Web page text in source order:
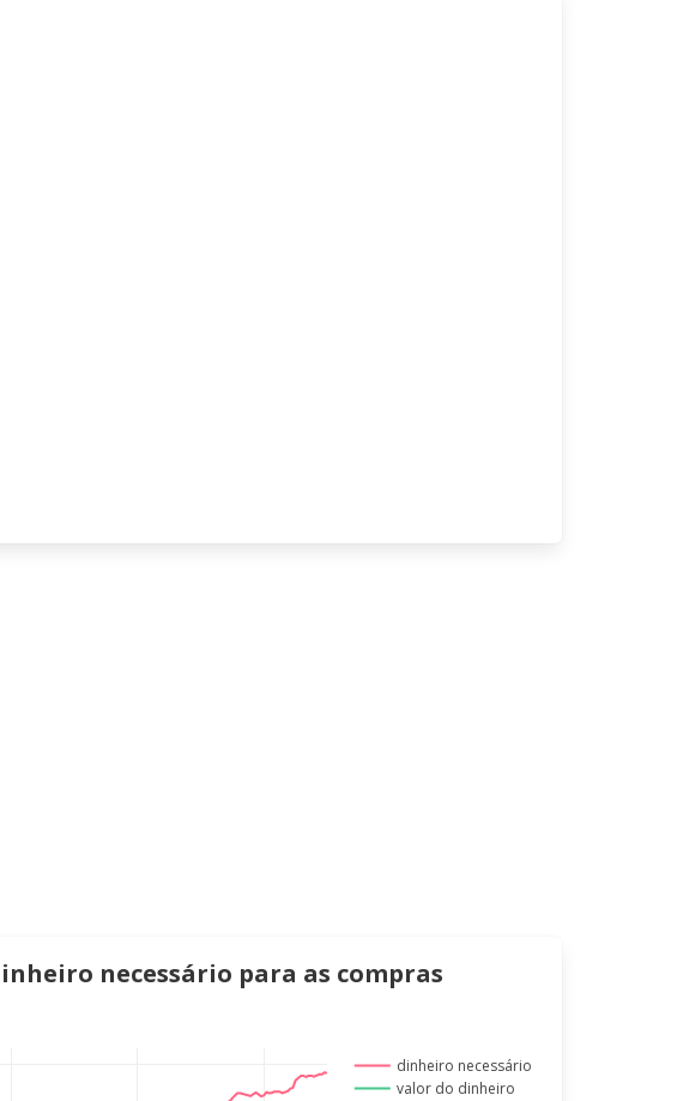
necessário para as compras
dinheiro necessário
valor do dinheiro